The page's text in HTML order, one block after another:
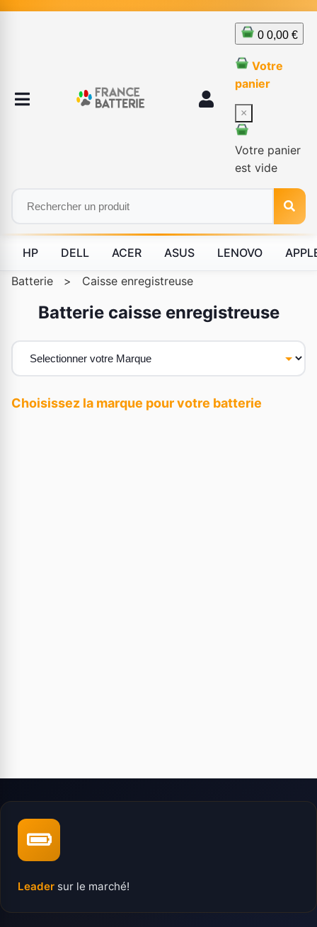
0 0,00 €
Votre
panier
×
Votre panier
est vide
HP DELL ACER ASUS LENOVO
Batterie > Caisse enregistreuse
Batterie caisse enregistreuse
Choisissez la marque pour votre batterie
Leader sur le marché!